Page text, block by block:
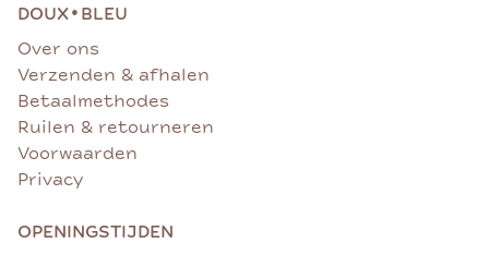
DOUX• BLEU
Over ons
Verzenden & afhalen
Betaalmethodes
Ruilen & retourneren
Voorwaarden
Privacy
OPENINGSTIJDEN